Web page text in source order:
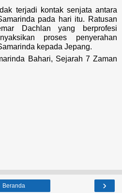
terjadi kontak senjata antara
pada hari itu. Ratusan
Dachlan yang berprofesi
proses penyerahan
kepada Jepang.
Bahari, Sejarah 7 Zaman
›
Beranda